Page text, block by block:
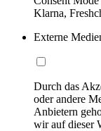
Klarna,
Externe
Durch das
oder andere
Anbietern
wir auf dieser